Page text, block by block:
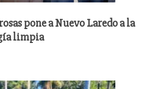
pone a Nuevo Laredo a la
limpia